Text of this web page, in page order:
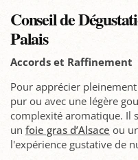
Conseil de
Palais
Accords et Raffinement
Pour apprécier
pur ou avec une légère
complexité aromatique. Il
un foie gras d’Alsace ou
l'expérience gustative de